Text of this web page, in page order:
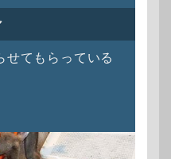
せてもらっている